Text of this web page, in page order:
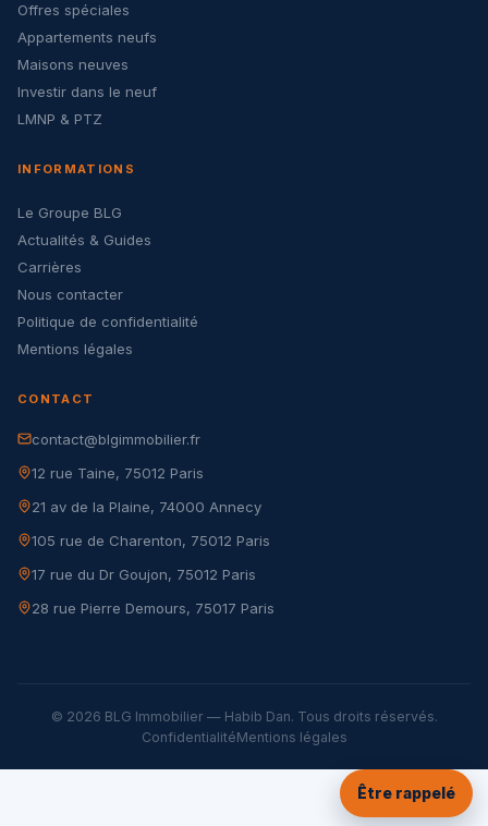
Offres spéciales
Appartements neufs
Maisons neuves
Investir dans le neuf
LMNP & PTZ
INFORMATIONS
Le Groupe BLG
Actualités & Guides
Carrières
Nous contacter
Politique de confidentialité
Mentions légales
CONTACT
contact@blgimmobilier.fr
12 rue Taine, 75012 Paris
21 av de la Plaine, 74000 Annecy
105 rue de Charenton, 75012 Paris
17 rue du Dr Goujon, 75012 Paris
28 rue Pierre Demours, 75017 Paris
© 2026 BLG Immobilier — Habib Dan. Tous droits réservés.
ConfidentialitéMentions légales
Être rappelé